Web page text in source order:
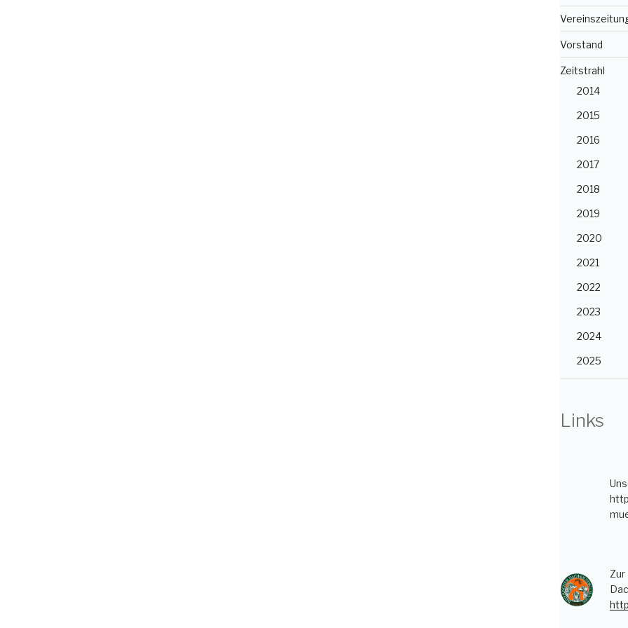
Vorstand
Zeitstrahl
2014
2015
2016
2017
2018
2019
2020
2021
2022
2023
2024
2025
Links